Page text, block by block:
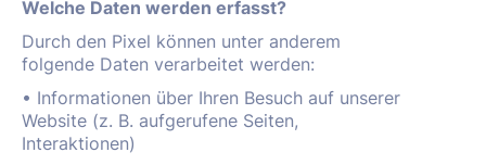
Welche Daten werden erfasst?
Durch den Pixel können unter anderem
folgende Daten verarbeitet werden:
• Informationen über Ihren Besuch auf unserer
Website (z. B. aufgerufene Seiten,
Interaktionen)